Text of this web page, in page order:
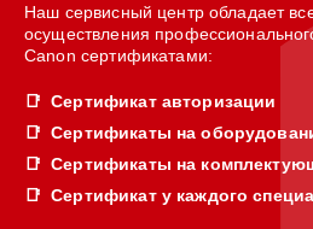
Наш сервисный центр обладает
осуществления
Canon сертификатами:
Сертификат авторизации
Сертификаты на
Сертификаты на
Сертификат у каждого